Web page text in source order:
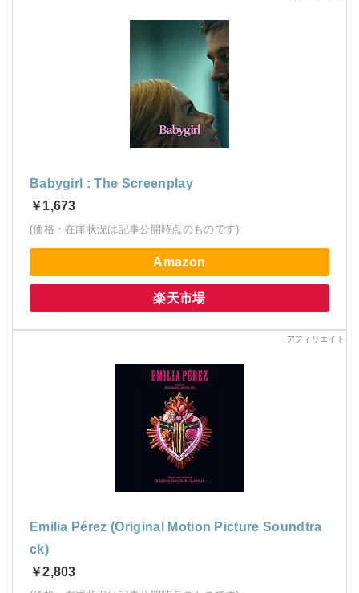
Babygirl : The Screenplay
￥1,673
(価格・在庫状況は記事公開時点のものです)
Amazon
楽天市場
Emilia Pérez (Original Motion Picture Soundtra
ck)
￥2,803